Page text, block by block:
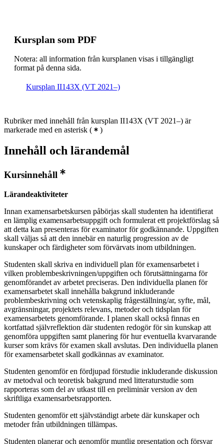
Kursplan som PDF
Notera: all information från kursplanen visas i tillgängligt
format på denna sida.
Kursplan II143X (VT 2021–)
Rubriker med innehåll från kursplan II143X (VT 2021–) är
markerade med en asterisk ( )
Innehåll och lärandemål
Kursinnehåll
Lärandeaktiviteter
Innan examensarbetskursen påbörjas skall studenten ha identifierat
en lämplig examensarbetsuppgift och formulerat ett projektförslag så
att detta kan presenteras för examinator för godkännande. Uppgiften
skall väljas så att den innebär en naturlig progression av de
kunskaper och färdigheter som förvärvats inom utbildningen.
Studenten skall skriva en individuell plan för examensarbetet i
vilken problembeskrivningen/uppgiften och förutsättningarna för
genomförandet av arbetet preciseras. Den individuella planen för
examensarbetet skall innehålla bakgrund inkluderande
problembeskrivning och vetenskaplig frågeställning/ar, syfte, mål,
avgränsningar, projektets relevans, metoder och tidsplan för
examensarbetets genomförande. I planen skall också finnas en
kortfattad självreflektion där studenten redogör för sin kunskap att
genomföra uppgiften samt planering för hur eventuella kvarvarande
kurser som krävs för examen skall avslutas. Den individuella planen
för examensarbetet skall godkännas av examinator.
Studenten genomför en fördjupad förstudie inkluderande diskussion
av metodval och teoretisk bakgrund med litteraturstudie som
rapporteras som del av utkast till en preliminär version av den
skriftliga examensarbetsrapporten.
Studenten genomför ett självständigt arbete där kunskaper och
metoder från utbildningen tillämpas.
Studenten planerar och genomför muntlig presentation och försvar